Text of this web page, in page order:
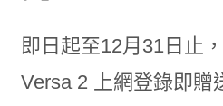
即日起至12月31日止
Versa 2 上網登錄即贈